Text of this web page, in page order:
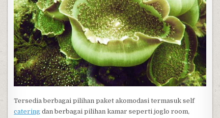
Tersedia berbagai pilihan paket akomodasi termasuk self
catering dan berbagai pilihan kamar seperti joglo room,